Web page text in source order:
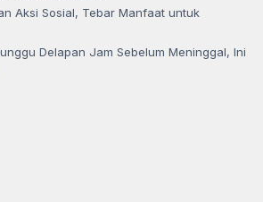
Aksi Sosial, Tebar Manfaat untuk
Delapan Jam Sebelum Meninggal, Ini